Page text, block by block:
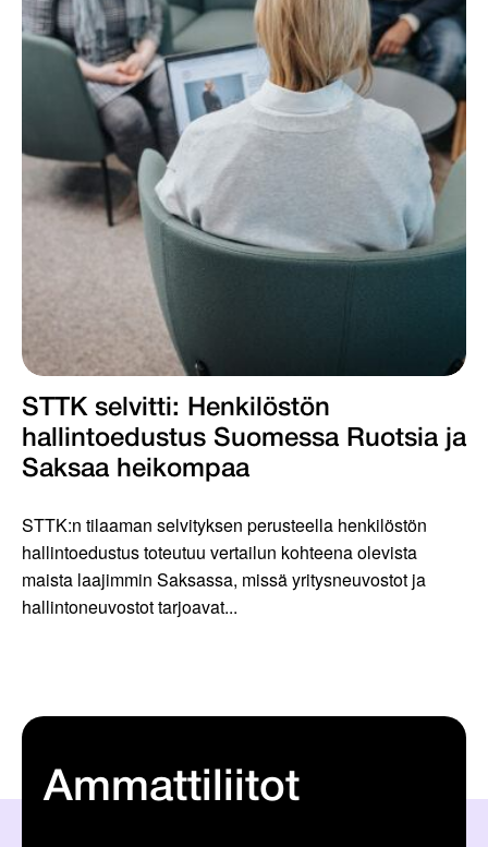
STTK selvitti: Henkilöstön
hallintoedustus Suomessa Ruotsia ja
Saksaa heikompaa
STTK:n tilaaman selvityksen perusteella henkilöstön
hallintoedustus toteutuu vertailun kohteena olevista
maista laajimmin Saksassa, missä yritysneuvostot ja
hallintoneuvostot tarjoavat...
Ammattiliitot